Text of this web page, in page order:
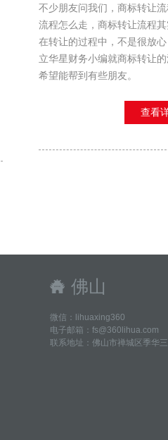
不少朋友问我们，商标转让
流程怎么走，商标转让流程
在转让的过程中，不是很放
立华星财务小编就商标转让
希望能帮到有些朋友。
查看
佛山
微信：lihuaxing360
电子邮箱：fs@360lihua.com
联系地址：佛山市禅城区季华